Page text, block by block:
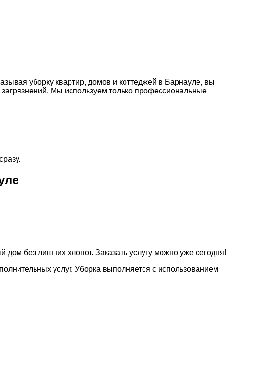
уборку квартир, домов и коттеджей в Барнауле, вы
Мы используем только профессиональные
без лишних хлопот. Заказать услугу можно уже сегодня!
услуг. Уборка выполняется с использованием